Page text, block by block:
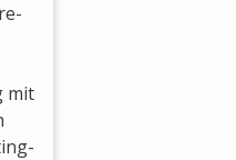
mit